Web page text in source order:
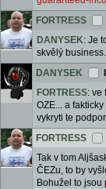
FORTRESS
DANYSEK: Je
skvělý business.
DANYSEK
FORTRESS: ve
OZE... a
vykryti te
FORTRESS
Tak v tom
ČEZu, to by
Bohužel to jsou